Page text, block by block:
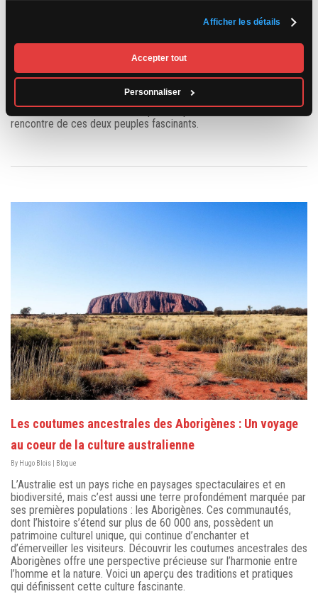
Afficher les détails
Accepter tout
Personnaliser
Lors de votre voyage en Australie ou en Nouvelle-Zélande, prenez
le temps de découvrir ces cultures fascinantes, de dialoguer avec
leurs représentants et de vous immerger dans un monde où
chaque élément, de la terre à l’âme, raconte une histoire
ancestrale. Cliquez ici pour découvrir notre voyage
Australie et Nouvelle-Zélandequi vous permettra d’aller à la
rencontre de ces deux peuples fascinants.
Les coutumes ancestrales des Aborigènes : Un voyage
au coeur de la culture australienne
By Hugo Blois Blogue
L’Australie est un pays riche en paysages spectaculaires et en
biodiversité, mais c’est aussi une terre profondément marquée par
ses premières populations : les Aborigènes. Ces communautés,
dont l’histoire s’étend sur plus de 60 000 ans, possèdent un
patrimoine culturel unique, qui continue d’enchanter et
d’émerveiller les visiteurs. Découvrir les coutumes ancestrales des
Aborigènes offre une perspective précieuse sur l’harmonie entre
l’homme et la nature. Voici un aperçu des traditions et pratiques
qui définissent cette culture fascinante.